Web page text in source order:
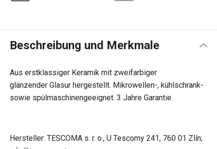
Beschreibung und Merkmale
Aus erstklassiger Keramik mit zweifarbiger
glänzender Glasur hergestellt. Mikrowellen-, kühlschrank-
sowie spülmaschinengeeignet. 3 Jahre Garantie.
Hersteller: TESCOMA s. r. o., U Tescomy 241, 760 01 Zlín;